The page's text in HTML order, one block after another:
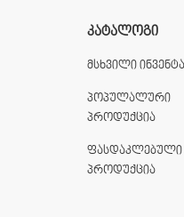
ᲙᲐᲢᲐᲚᲝᲒᲘ
მსხვილი
პოპულალური
პროდუქცია
ფასდაკლებული
პროდუქცია